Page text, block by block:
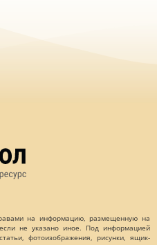
на информацию, размещенную на
не указано иное. Под информацией
фотоизображения, рисунки, ящик-